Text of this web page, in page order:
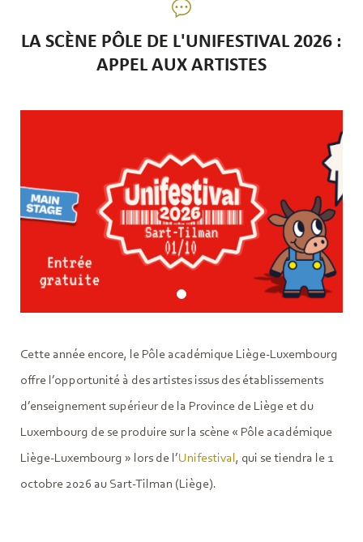
LA SCÈNE PÔLE DE L'UNIFESTIVAL 2026 :
APPEL AUX ARTISTES
Cette année encore, le Pôle académique Liège-Luxembourg
offre l’opportunité à des artistes issus des établissements
d’enseignement supérieur de la Province de Liège et du
Luxembourg de se produire sur la scène « Pôle académique
Liège-Luxembourg » lors de l’Unifestival, qui se tiendra le 1
octobre 2026 au Sart-Tilman (Liège).